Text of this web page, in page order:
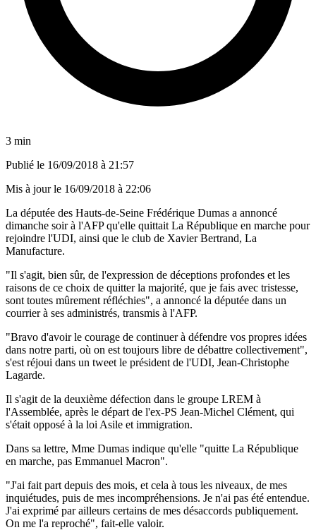
3 min
Publié le 16/09/2018 à 21:57
Mis à jour le 16/09/2018 à 22:06
La députée des Hauts-de-Seine Frédérique Dumas a annoncé
dimanche soir à l'AFP qu'elle quittait La République en marche pour
rejoindre l'UDI, ainsi que le club de Xavier Bertrand, La
Manufacture.
"Il s'agit, bien sûr, de l'expression de déceptions profondes et les
raisons de ce choix de quitter la majorité, que je fais avec tristesse,
sont toutes mûrement réfléchies", a annoncé la députée dans un
courrier à ses administrés, transmis à l'AFP.
"Bravo d'avoir le courage de continuer à défendre vos propres idées
dans notre parti, où on est toujours libre de débattre collectivement",
s'est réjoui dans un tweet le président de l'UDI, Jean-Christophe
Lagarde.
Il s'agit de la deuxième défection dans le groupe LREM à
l'Assemblée, après le départ de l'ex-PS Jean-Michel Clément, qui
s'était opposé à la loi Asile et immigration.
Dans sa lettre, Mme Dumas indique qu'elle "quitte La République
en marche, pas Emmanuel Macron".
"J'ai fait part depuis des mois, et cela à tous les niveaux, de mes
inquiétudes, puis de mes incompréhensions. Je n'ai pas été entendue.
J'ai exprimé par ailleurs certains de mes désaccords publiquement.
On me l'a reproché", fait-elle valoir.